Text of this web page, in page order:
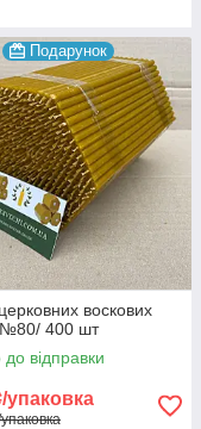
Подарунок
воскових
№80/ 400 шт
до відправки
упаковка